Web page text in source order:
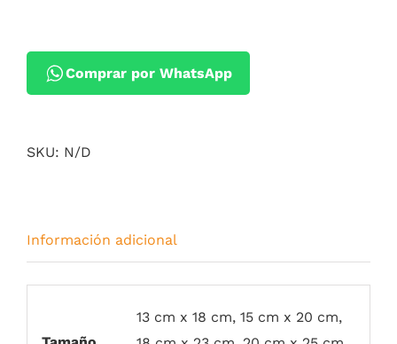
Comprar por WhatsApp
SKU: N/D
Información adicional
13 cm x 18 cm, 15 cm x 20 cm,